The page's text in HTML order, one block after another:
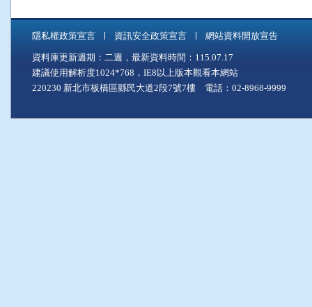
隱私權政策宣言 資訊安全政策宣言 網站資料開放宣告
資料庫更新週期：二週，最新資料時間：115.07.17
建議使用解析度1024*768，IE8以上版本觀看本網站
220230 新北市板橋區縣民大道2段7號7樓 電話：02-8968-9999